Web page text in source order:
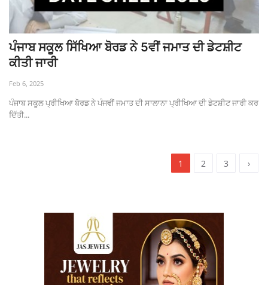
ਪੰਜਾਬ ਸਕੂਲ ਸਿੱਖਿਆ ਬੋਰਡ ਨੇ 5ਵੀਂ ਜਮਾਤ ਦੀ ਡੇਟਸ਼ੀਟ
ਕੀਤੀ ਜਾਰੀ
Feb 6, 2025
ਪੰਜਾਬ ਸਕੂਲ ਪ੍ਰੀਖਿਆ ਬੋਰਡ ਨੇ ਪੰਜਵੀਂ ਜਮਾਤ ਦੀ ਸਾਲਾਨਾ ਪ੍ਰੀਖਿਆ ਦੀ ਡੇਟਸ਼ੀਟ ਜਾਰੀ ਕਰ
ਦਿੱਤੀ...
1 2 3 ›